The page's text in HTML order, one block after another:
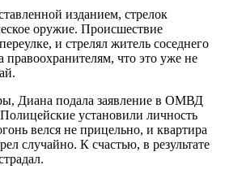
изданием, стрелок
оружие. Происшествие
и стрелял житель соседнего
правоохранителям, что это уже не
Диана подала заявление в ОМВД
установили личность
велся не прицельно, и квартира
случайно. К счастью, в результате